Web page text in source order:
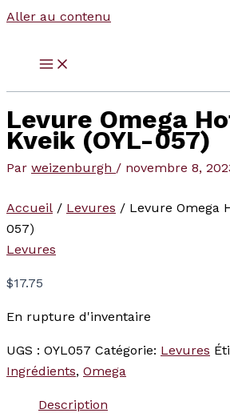
Aller au contenu
Levure Omega
Kveik (OYL-057)
Par weizenburgh / novembre 8,
Accueil / Levures / Levure Omega
057)
Levures
$17.75
En rupture d'inventaire
UGS : OYL057 Catégorie: Levures
Ingrédients, Omega
Description